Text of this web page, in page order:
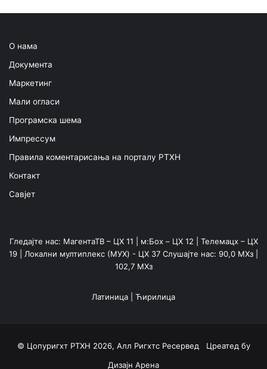
О нама
Документа
Маркетинг
Мали огласи
Програмска шема
Импрессум
Правила коментарисања на порталу РТХН
Контакт
Савјет
Гледајте нас: МагентаТВ – ЦХ 11 | м:Боx – ЦХ 12 | Телемацх – ЦХ
19 | Локални мултиплекс (МУX) - ЦХ 37 Слушајте нас: 90,0 МХз |
102,7 МХз
Латиница Ћирилица
© Цопyригхт РТХН 2026, Алл Ригхтс Ресервед Цреатед бy
Дизајн Арена